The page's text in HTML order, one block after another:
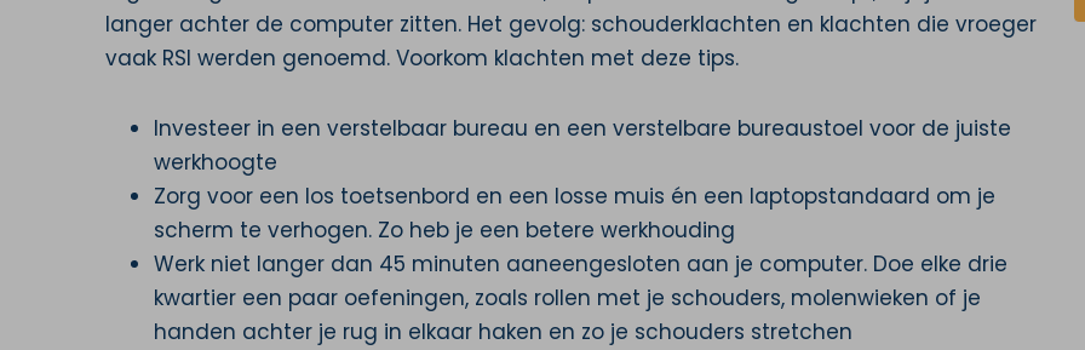
langer achter de computer zitten. Het gevolg: schouderklachten en klachten die vroeger
vaak RSI werden genoemd. Voorkom klachten met deze tips.
Investeer in een verstelbaar bureau en een verstelbare bureaustoel voor de juiste
werkhoogte
Zorg voor een los toetsenbord en een losse muis én een laptopstandaard om je
scherm te verhogen. Zo heb je een betere werkhouding
Werk niet langer dan 45 minuten aaneengesloten aan je computer. Doe elke drie
kwartier een paar oefeningen, zoals rollen met je schouders, molenwieken of je
handen achter je rug in elkaar haken en zo je schouders stretchen